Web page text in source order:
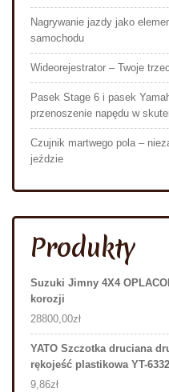
Nagrywanie jazdy jako
samochodu
Wideorejestrator – Twoje
Pasek Stage 6 i pasek
przenoszenie napędu w
Czujnik martwego pola –
jeździe
Produkty
Suzuki Jimny 4X4
korozji
28800,00zł
YATO Szczotka druciana
rękojeść plastikowa YT-6332
9,86zł